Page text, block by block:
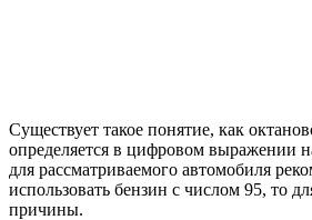
Существует такое понятие, как
определяется в цифровом выражении
для рассматриваемого автомобиля
использовать бензин с числом 95, то
причины.